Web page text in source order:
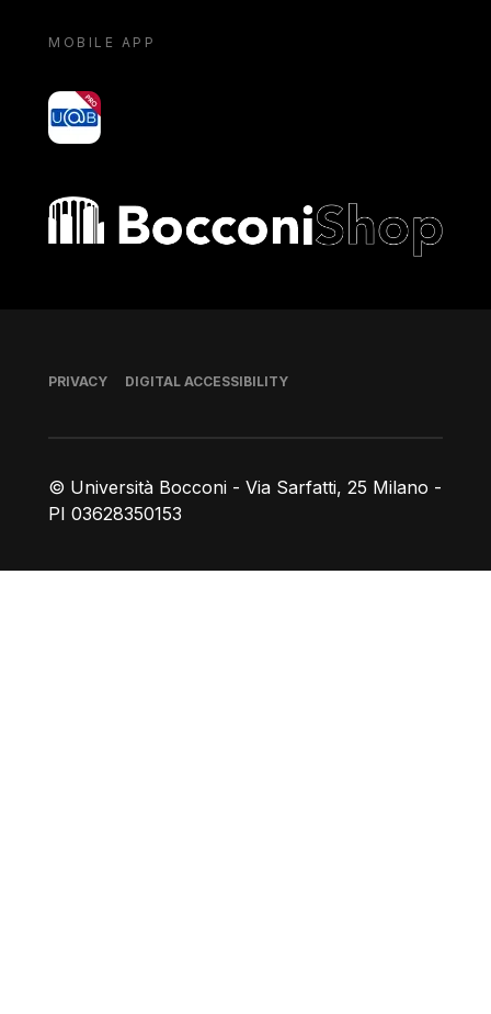
MOBILE APP
yoU@B
Bocconi shop
© Università Bocconi - Via Sarfatti, 25 Milano -
PI 03628350153
Footer
PRIVACY DIGITAL ACCESSIBILITY